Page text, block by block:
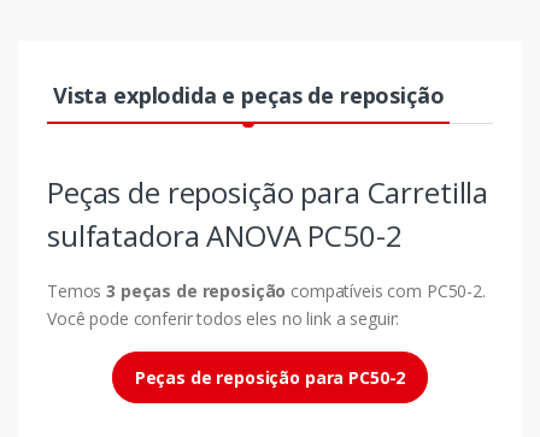
Vista explodida e peças de reposição
Peças de reposição para Carretilla
sulfatadora ANOVA PC50-2
Temos3 peças de reposição compatíveis com PC50-2.
Você pode conferir todos eles no link a seguir:
Peças de reposição para PC50-2